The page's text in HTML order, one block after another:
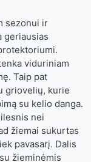
sezonui ir
geriausias
viduriniam
Taip pat
griovelių, kurie
su kelio danga.
nei
žiemai sukurtas
pavasarį. Dalis
žieminėmis